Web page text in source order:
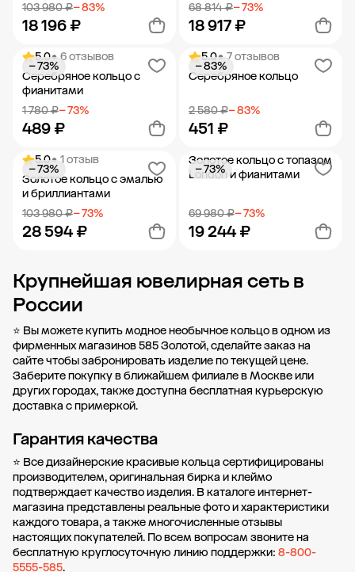
103 980 ₽− 83%
18 196 ₽
Добавить в корзину
68 814 ₽− 73%
18 917 ₽
Добавить в корзину
5.0• 6 отзывов
Серебряное кольцо с
фианитами
1 780 ₽− 73%
489 ₽
− 73%
Добавить в корзину
5.0• 7 отзывов
Серебряное кольцо
2 580 ₽− 83%
451 ₽
− 83%
Добавить в корзину
5.0• 1 отзыв
Золотое кольцо с эмалью
и бриллиантами
103 980 ₽− 73%
28 594 ₽
− 73%
Добавить в корзину
Золотое кольцо с топазом
London и фианитами
69 980 ₽− 73%
19 244 ₽
− 73%
Добавить в корзину
Крупнейшая ювелирная сеть в
России
⭐ Вы можете купить модное необычное кольцо в одном из
фирменных магазинов 585 Золотой, сделайте заказ на
сайте чтобы забронировать изделие по текущей цене.
Заберите покупку в ближайшем филиале в Москве или
других городах, также доступна бесплатная курьерскую
доставка с примеркой.
Гарантия качества
⭐ Все дизайнерские красивые кольца сертифицированы
производителем, оригинальная бирка и клеймо
подтверждает качество изделия. В каталоге интернет-
магазина представлены реальные фото и характеристики
каждого товара, а также многочисленные отзывы
настоящих покупателей. По всем вопросам звоните на
бесплатную круглосуточную линию поддержки: 8-800-
5555-585.